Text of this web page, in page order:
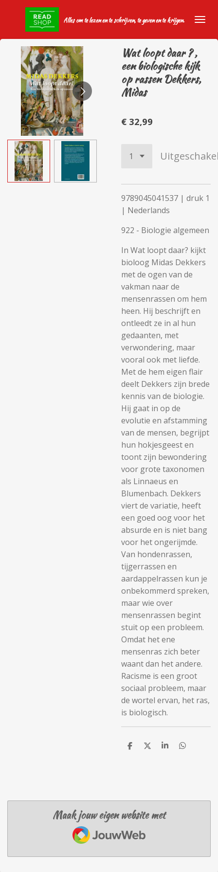
hoofdinhoud
Alles om te lezen en te schrijven, te geven en te krijgen.
Wat loopt daar ? ,
een biologische kijk
op rassen Dekkers,
Midas
€ 32,99
9789045041537 | druk 1
| Nederlands
922 - Biologie algemeen
In Wat loopt daar? kijkt
bioloog Midas Dekkers
met de ogen van de
vakman naar de
mensenrassen om hem
heen. Hij beschrijft en
ontleedt ze in al hun
gedaanten, met
verwondering, maar
vooral ook met liefde.
Met de hem eigen flair
deelt Dekkers zijn brede
kennis van de biologie.
Hij gaat in op de
evolutie en afstamming
van de mensen, begrijpt
hun hokjesgeest en
toont zijn bewondering
voor grote taxonomen
als Linnaeus en
Blumenbach. Dekkers
viert de variatie, heeft
een goed oog voor het
absurde en is niet bang
voor het ongerijmde.
Van hondenrassen,
tijgerrassen en
aardappelrassen kun je
onbekommerd spreken,
maar wie over
mensenrassen begint
stuit op een probleem.
Omdat het ene
mensenras zich beter
waant dan het andere.
Racisme is een groot
sociaal probleem, maar
de wortel ervan, het ras,
is biologisch.
D
D
S
D
Maak jouw eigen website met
JouwWeb